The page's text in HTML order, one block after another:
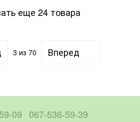
еще 24 товара
3 из 70 Вперед
09 067-536-59-39